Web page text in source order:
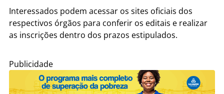
Interessados podem acessar os sites oficiais dos
respectivos órgãos para conferir os editais e realizar
as inscrições dentro dos prazos estipulados.
Publicidade